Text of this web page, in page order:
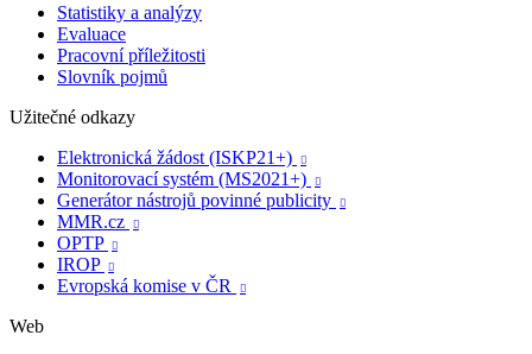
Statistiky a analýzy
Evaluace
Pracovní příležitosti
Slovník pojmů
Užitečné odkazy
Elektronická žádost (ISKP21+)

Monitorovací systém (MS2021+) 
Generátor nástrojů povinné publicity 
MMR.cz 
OPTP 
IROP 
Evropská komise v ČR 
Web